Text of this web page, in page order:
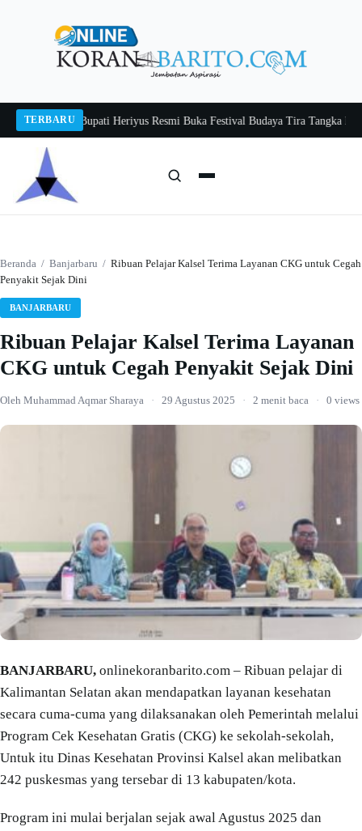
TERBARU
UsiaBupati Heriyus Resmi Buka Festival Budaya Tira Tangka Balang
Beranda / Banjarbaru / Ribuan Pelajar Kalsel Terima Layanan CKG untuk Cegah
Penyakit Sejak Dini
BANJARBARU
Ribuan Pelajar Kalsel Terima Layanan
CKG untuk Cegah Penyakit Sejak Dini
Oleh Muhammad Aqmar Sharaya · 29 Agustus 2025 · 2 menit baca · 0 views
BANJARBARU, onlinekoranbarito.com – Ribuan pelajar di
Kalimantan Selatan akan mendapatkan layanan kesehatan
secara cuma-cuma yang dilaksanakan oleh Pemerintah melalui
Program Cek Kesehatan Gratis (CKG) ke sekolah-sekolah,
Untuk itu Dinas Kesehatan Provinsi Kalsel akan melibatkan
242 puskesmas yang tersebar di 13 kabupaten/kota.
Program ini mulai berjalan sejak awal Agustus 2025 dan